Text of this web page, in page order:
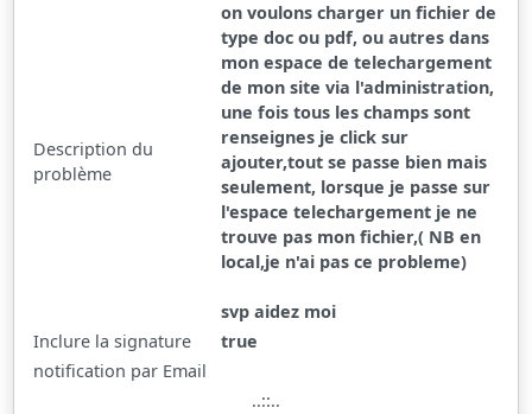
Description du
problème
on voulons charger un fichier de
type doc ou pdf, ou autres dans
mon espace de telechargement
de mon site via l'administration,
une fois tous les champs sont
renseignes je click sur
ajouter,tout se passe bien mais
seulement, lorsque je passe sur
l'espace telechargement je ne
trouve pas mon fichier,( NB en
local,je n'ai pas ce probleme)
svp aidez moi
Inclure la signature
true
notification par Email
..::..